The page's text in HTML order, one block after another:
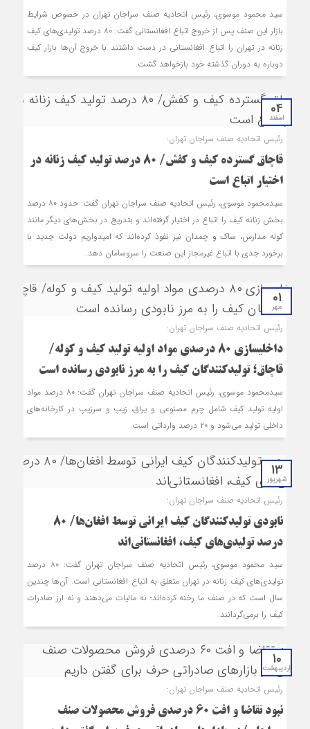
سید محمود موسوی، رئیس اتحادیه صنف سراجان تهران در خصوص شرایط
بازار این صنف پس از خروج اتباع افغانستانی گفت: ۸۰ درصد تولیدی‌های کیف
زنانه در تهران را اتباع افغانستانی در دست داشتند با خروج آن‌ها بازار کیف
دوباره به دوران گذشته خود بازخواهد گشت.
04
اسفند
رئیس اتحادیه صنف سراجان تهران:
قاچاق گسترده کیف و کفش/ ۸۰ درصد تولید کیف زنانه در
اختیار اتباع است
سیدمحمود موسوی، رئیس اتحادیه صنف سراجان تهران گفت: حدود ۸۰ درصد
بخش زنانه کیف را اتباع در اختیار گرفته‌اند و بتدریج در بخش‌های دیگر مانند
کوله مدارس، ساک و چمدان نیز نفوذ کرده‌اند که امیدواریم دولت جدید با
برخورد جدی با اتباع غیرمجاز این صنعت را سروسامان دهد.
01
مهر
رئیس اتحادیه صنف سراجان تهران:
داخلی‎سازی ۸۰ درصدی مواد اولیه تولید کیف و کوله/
قاچاق؛ تولیدکنندگان کیف را به مرز نابودی رسانده است
سیدمحمود موسوی، رئیس اتحادیه صنف سراجان تهران گفت: ۸۰ درصد مواد
اولیه تولید کیف شامل چرم مصنوعی و یراق، زیپ و سرزیپ در کارخانه‌های
داخلی تولید می‌شود و ۲۰ درصد وارداتی است.
13
شهریور
رئیس اتحادیه صنف سراجان تهران:
نابودی تولیدکنندگان کیف ایرانی توسط افغان‌ها/ ۸۰
درصد تولیدی‌های کیف، افغانستانی‌اند
سید محمود موسوی، رئیس اتحادیه صنف سراجان تهران گفت: ۸۰ درصد
تولیدی‌های کیف زنانه در تهران متعلق به اتباع افغانستانی است. آن‌ها چندین
سال است که در صنف ما رخنه کرده‌اند؛ نه مالیات می‌دهند و نه ارز صادرات
کیف را برمی‌گردانند.
10
اردیبهشت
رئیس اتحادیه صنف سراجان تهران:
نبود تقاضا و افت ۶۰ درصدی فروش محصولات صنف